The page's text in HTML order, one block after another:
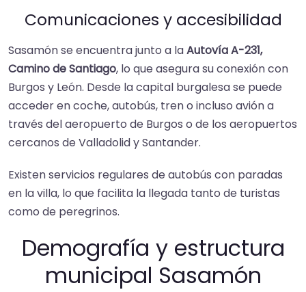
Comunicaciones y accesibilidad
Sasamón se encuentra junto a laAutovía A-231,
Camino de Santiago, lo que asegura su conexión con
Burgos y León. Desde la capital burgalesa se puede
acceder en coche, autobús, tren o incluso avión a
través del aeropuerto de Burgos o de los aeropuertos
cercanos de Valladolid y Santander.
Existen servicios regulares de autobús con paradas
en la villa, lo que facilita la llegada tanto de turistas
como de peregrinos.
Demografía y estructura
municipal Sasamón